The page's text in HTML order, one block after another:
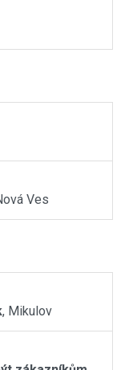
Ves
, Mikulov